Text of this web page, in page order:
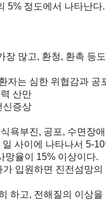
정도에서 나타난다
많고, 환청, 환촉 등
위협감과 공포
산만
증상
부진, 공포, 수면장애
사이에 나타나서 5-10
15% 이상이다.
입원하면 진전섬망의
고, 전해질의 이상을